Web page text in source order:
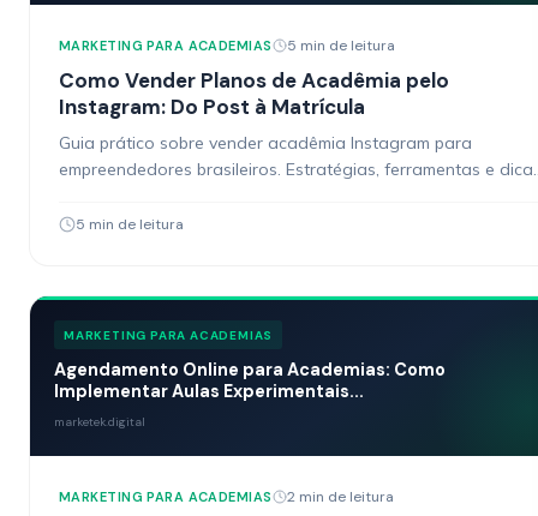
MARKETING PARA ACADEMIAS 5 min de leitura
Como Vender Planos de Acadêmia pelo
Instagram: Do Post à Matrícula
Guia prático sobre vender acadêmia Instagram para
empreendedores brasileiros. Estratégias, ferramentas e
5 min de leitura
MARKETING PARA ACADEMIAS
Agendamento Online para Academias: Como
Implementar Aulas Experimentais...
marketek.digital
MARKETING PARA ACADEMIAS 2 min de leitura